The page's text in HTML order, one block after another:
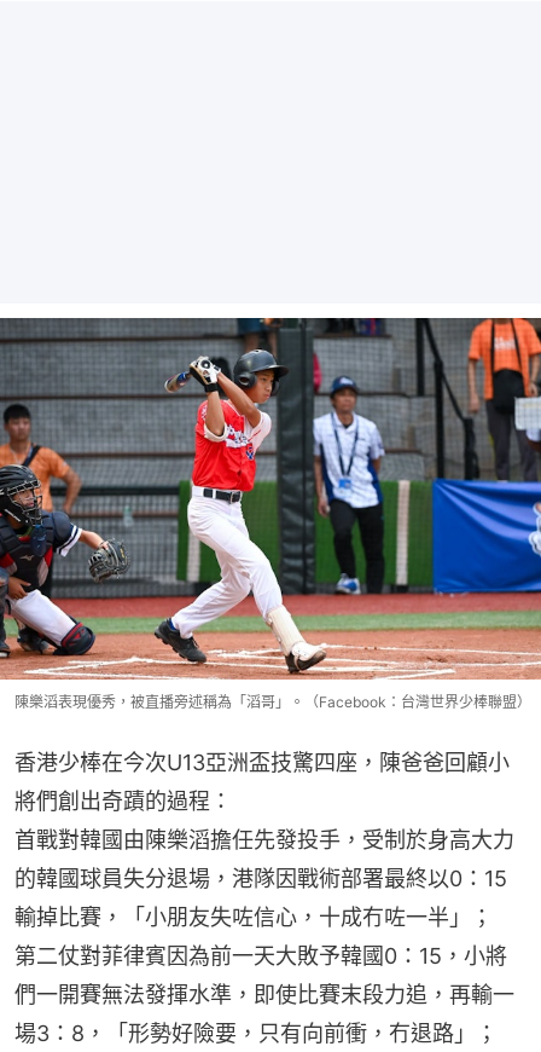
陳樂滔表現優秀，被直播旁述稱為「滔哥」。（Facebook：台灣世界少棒聯盟）
香港少棒在今次U13亞洲盃技驚四座，陳爸爸回顧小
將們創出奇蹟的過程：
首戰對韓國由陳樂滔擔任先發投手，受制於身高大力
的韓國球員失分退場，港隊因戰術部署最終以0：15
輸掉比賽，「小朋友失咗信心，十成冇咗一半」；
第二仗對菲律賓因為前一天大敗予韓國0：15，小將
們一開賽無法發揮水準，即使比賽末段力追，再輸一
場3：8，「形勢好險要，只有向前衝，冇退路」；